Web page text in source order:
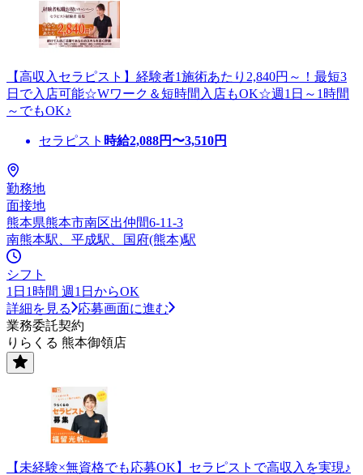
【高収入セラピスト】経験者1施術あたり2,840円～！最短3
日で入店可能☆Wワーク＆短時間入店もOK☆週1日～1時間
～でもOK♪
セラピスト 時給2,088円〜3,510円
勤務地
面接地
熊本県熊本市南区出仲間6-11-3
南熊本駅、平成駅、国府(熊本)駅
シフト
1日1時間 週1日からOK
詳細を見る
応募画面に進む
業務委託契約
りらくる 熊本御領店
【未経験×無資格でも応募OK】セラピストで高収入を実現♪